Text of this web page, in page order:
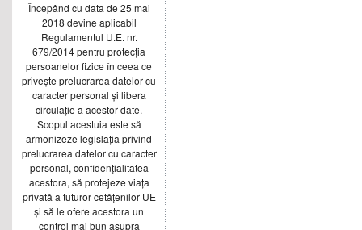
Începând cu data de 25 mai
2018 devine aplicabil
Regulamentul U.E. nr.
679/2014 pentru protecția
persoanelor fizice în ceea ce
privește prelucrarea datelor cu
caracter personal și libera
circulație a acestor date.
Scopul acestuia este să
armonizeze legislația privind
prelucrarea datelor cu caracter
personal, confidențialitatea
acestora, să protejeze viața
privată a tuturor cetățenilor UE
și să le ofere acestora un
control mai bun asupra